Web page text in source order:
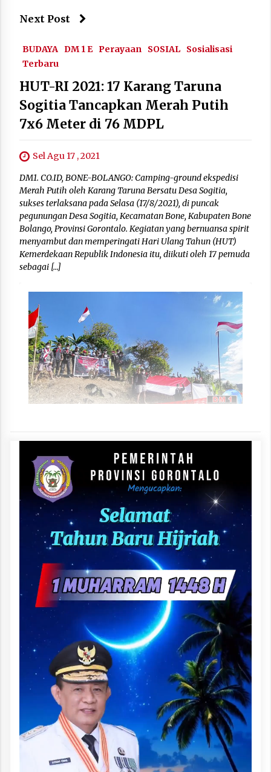
Next Post
BUDAYA DM 1 E Perayaan SOSIAL
Sosialisasi
Terbaru
HUT-RI 2021: 17 Karang Taruna
Sogitia Tancapkan Merah Putih
7x6 Meter di 76 MDPL
Sel Agu 17 , 2021
DM1. CO.ID, BONE-BOLANGO: Camping-ground ekspedisi
Merah Putih oleh Karang Taruna Bersatu Desa Sogitia,
sukses terlaksana pada Selasa (17/8/2021), di puncak
pegunungan Desa Sogitia, Kecamatan Bone, Kabupaten Bone
Bolango, Provinsi Gorontalo. Kegiatan yang bernuansa spirit
menyambut dan memperingati Hari Ulang Tahun (HUT)
Kemerdekaan Republik Indonesia itu, diikuti oleh 17 pemuda
sebagai […]